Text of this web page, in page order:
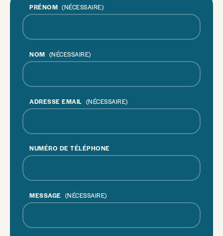
PRÉNOM (NÉCESSAIRE)
NOM (NÉCESSAIRE)
ADRESSE EMAIL (NÉCESSAIRE)
NUMÉRO DE TÉLÉPHONE
MESSAGE (NÉCESSAIRE)